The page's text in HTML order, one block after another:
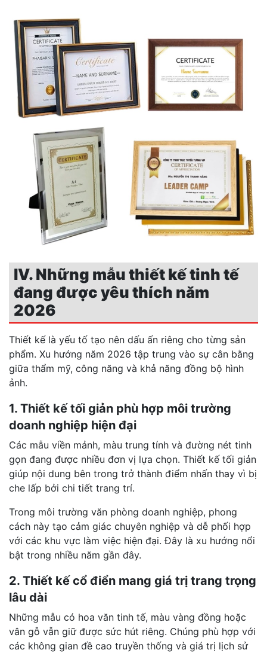
IV. Những mẫu thiết kế tinh tế
đang được yêu thích năm
2026
Thiết kế là yếu tố tạo nên dấu ấn riêng cho từng sản
phẩm. Xu hướng năm 2026 tập trung vào sự cân bằng
giữa thẩm mỹ, công năng và khả năng đồng bộ hình
ảnh.
1. Thiết kế tối giản phù hợp môi trường
doanh nghiệp hiện đại
Các mẫu viền mảnh, màu trung tính và đường nét tinh
gọn đang được nhiều đơn vị lựa chọn. Thiết kế tối giản
giúp nội dung bên trong trở thành điểm nhấn thay vì bị
che lấp bởi chi tiết trang trí.
Trong môi trường văn phòng doanh nghiệp, phong
cách này tạo cảm giác chuyên nghiệp và dễ phối hợp
với các khu vực làm việc hiện đại. Đây là xu hướng nổi
bật trong nhiều năm gần đây.
2. Thiết kế cổ điển mang giá trị trang trọng
lâu dài
Những mẫu có hoa văn tinh tế, màu vàng đồng hoặc
vân gỗ vẫn giữ được sức hút riêng. Chúng phù hợp với
các không gian đề cao truyền thống và giá trị lịch sử